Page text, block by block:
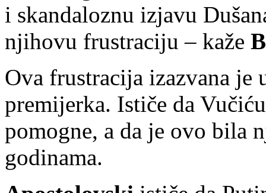
i skandaloznu izjavu
njihovu frustraciju – kaže
Ova frustracija izazvana je
premijerka. Ističe da
pomogne, a da je ovo bila
godinama.